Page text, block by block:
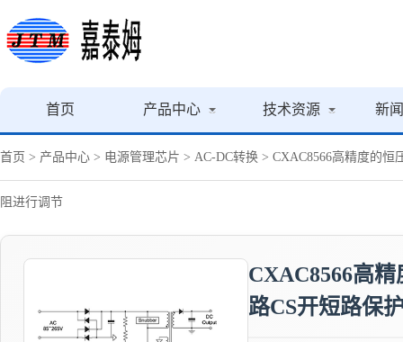
首页 产品中心 技术资源 新
首页 > 产品中心 > 电源管理芯片 > AC-DC转换 > CXAC8566高精度的恒
阻进行调节
CXAC8566高
路CS开短路保